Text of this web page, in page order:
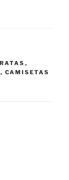
,
, CAMISETAS